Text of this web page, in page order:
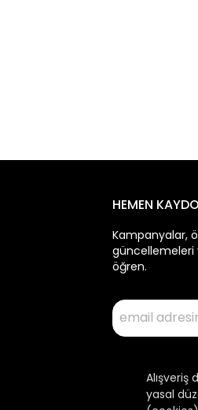
Alışveriş
yasal
HEMEN
Kampanyalar,
güncellemeleri
öğren.